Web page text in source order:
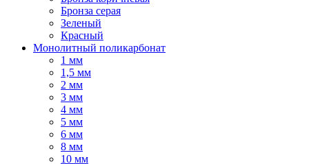
Бронза серая
Зеленый
Красный
Монолитный поликарбонат
1 мм
1,5 мм
2 мм
3 мм
4 мм
5 мм
6 мм
8 мм
10 мм